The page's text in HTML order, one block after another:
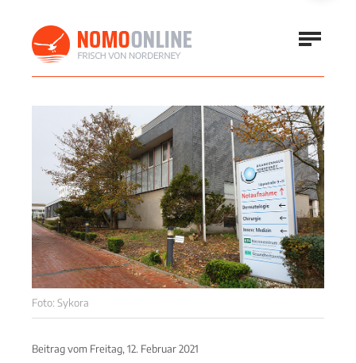
Foto: Sykora
Beitrag vom Freitag, 12. Februar 2021